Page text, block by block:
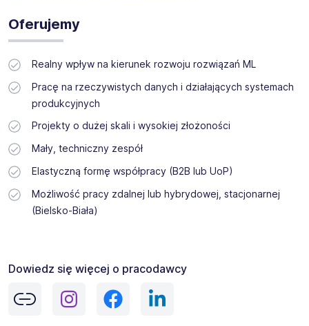
Oferujemy
Realny wpływ na kierunek rozwoju rozwiązań ML
Pracę na rzeczywistych danych i działających systemach
produkcyjnych
Projekty o dużej skali i wysokiej złożoności
Mały, techniczny zespół
Elastyczną formę współpracy (B2B lub UoP)
Możliwość pracy zdalnej lub hybrydowej, stacjonarnej
(Bielsko-Biała)
Dowiedz się więcej o pracodawcy